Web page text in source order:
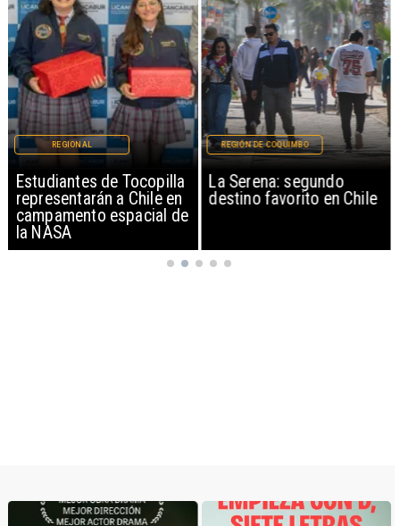
Estudiantes de Tocopilla
representarán a Chile en
campamento espacial de
la NASA
REGIONAL
La Serena: segundo
destino favorito en Chile
REGIÓN DE COQUIMBO